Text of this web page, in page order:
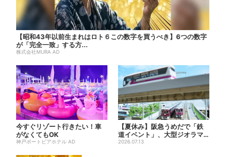
【昭和43年以前生まれはロト６この数字を買うべき】6つの数字
が「完全一致」する方...
株式会社MURA AD
今すぐリゾート行きたい！車
がなくてもOK
神戸ポートピアホテル AD
【夏休み】阪急うめだで「鉄
道イベント」、大型ジオラマ
＆運転体験コーナー…豪華ゲ
2026.07.13